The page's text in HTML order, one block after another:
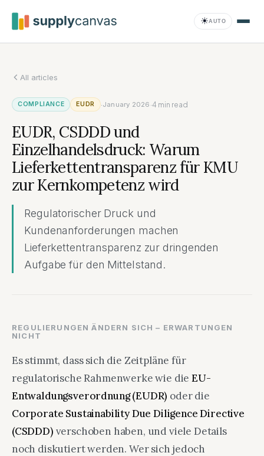
Zum Hauptinhalt springen ☀AUTO
Compliance
All articles
COMPLIANCE EUDR ·January 2026 ·4 min read
EUDR, CSDDD und
Einzelhandelsdruck: Warum
Lieferkettentransparenz für KMU
zur Kernkompetenz wird
Regulatorischer Druck und
Kundenanforderungen machen
Lieferkettentransparenz zur dringenden
Aufgabe für den Mittelstand.
REGULIERUNGEN ÄNDERN SICH – ERWARTUNGEN
NICHT
Es stimmt, dass sich die Zeitpläne für
regulatorische Rahmenwerke wie dieEU-
Entwaldungsverordnung (EUDR) oder die
Corporate Sustainability Due Diligence Directive
(CSDDD) verschoben haben, und viele Details
noch diskutiert werden. Wer sich jedoch